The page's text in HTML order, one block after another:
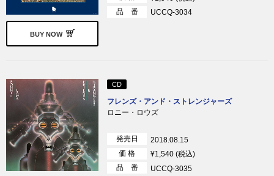
BUY NOW
品 番
UCCQ-3034
CD
フレンズ・アンド・ストレンジャーズ
ロニー・ロウズ
発売日
2018.08.15
価 格
¥1,540 (税込)
品 番
UCCQ-3035